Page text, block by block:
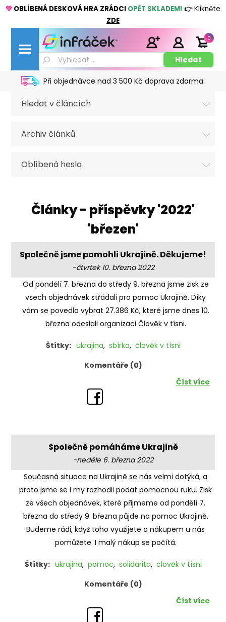
💚 OBLÍBENÁ DESKOVÁ HRA ZRÁDCI OPĚT SKLADEM! 👉Klikněte
ZDE
Při objednávce nad 3 500 Kč doprava zdarma.
0
Hledat v článcích
Archiv článků
Oblíbená hesla
Články - příspěvky '2022'
'březen'
Společně jsme pomohli Ukrajině. Děkujeme!
-čtvrtek 10. března 2022
Od pondělí 7. března do středy 9. března jsme zisk ze
všech objednávek střádali pro pomoc Ukrajině. Díky
vám se povedlo vybrat 27.386 Kč, které jsme dnes 10.
března odeslali organizaci Člověk v tísni.
Štítky: ukrajina, sbírka, člověk v tísni
Komentáře (0)
Číst více
Společně pomáháme Ukrajině
-neděle 6. března 2022
Současná situace na Ukrajině se nás velmi dotýká, a
proto jsme se i my rozhodli podat pomocnou ruku. Zisk
ze všech objednávek, které přijmeme od pondělí 7.
března do středy 9. března půjde na pomoc Ukrajině.
Budeme rádi, když toho využijete a nákupem u nás
pomůžete. I malý nákup se počítá.
Štítky: ukrajina, pomoc, solidarita, člověk v tísni
Komentáře (0)
Číst více